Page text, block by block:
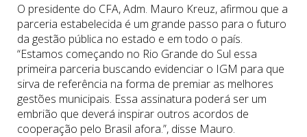
O presidente do CFA, Adm. Mauro Kreuz, afirmou que a
parceria estabelecida é um grande passo para o futuro
da gestão pública no estado e em todo o país.
“Estamos começando no Rio Grande do Sul essa
primeira parceria buscando evidenciar o IGM para que
sirva de referência na forma de premiar as melhores
gestões municipais. Essa assinatura poderá ser um
embrião que deverá inspirar outros acordos de
cooperação pelo Brasil afora.”, disse Mauro.